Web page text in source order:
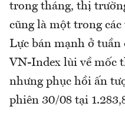
trong tháng, thị
cũng là một trong
Lực bán mạnh ở tuần
VN-Index lùi về mốc
nhưng phục hồi ấn
phiên 30/08 tại